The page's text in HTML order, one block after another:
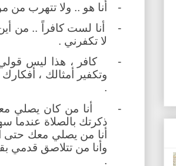
-
أنا هو .. ولا تتهرب من
-
أنا لست كافراً .. من
لا تكفرني .
-
كافر ، هذا ليس
وتكفير أمثالك ،
.
-
أنا من كان يصلي
ذكرتك بالصلاة عندما
أنا من يصلي معك حتى
وأنا من تتلاصق قدمي
.